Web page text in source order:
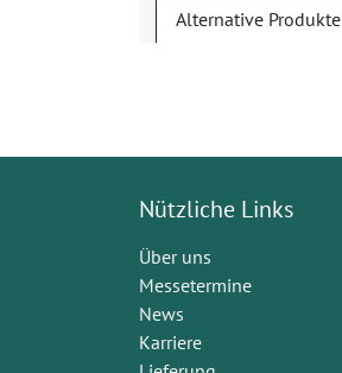
Alternative Produkte
Nützliche Links
Über uns
Messetermine
News
Karriere